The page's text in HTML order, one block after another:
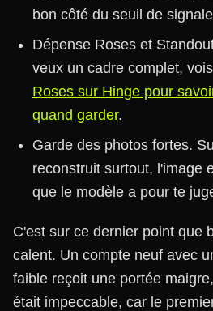
bon côté du seuil de
Dépense Roses et
veux un cadre complet,
Roses sur Hinge pour
quand garder.
Garde des photos fortes.
reconstruit surtout, l'image
que le modèle a pour te
C'est sur ce dernier point que
calent. Un compte neuf avec
faible reçoit une portée
était impeccable, car le